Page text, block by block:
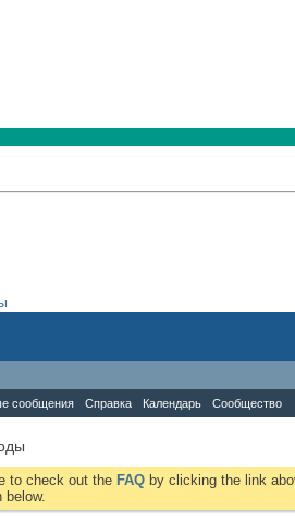
сообщения Справка Календарь Сообщество
to check out the FAQ by clicking the link
below.